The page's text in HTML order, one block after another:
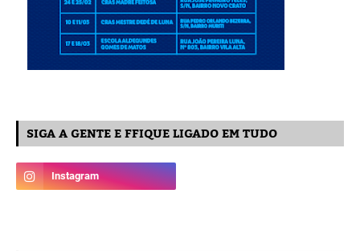
SIGA A GENTE E FFIQUE LIGADO EM TUDO